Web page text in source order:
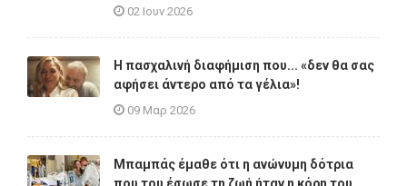
02 Ιουν 2026
Η πασχαλινή διαφήμιση που... «δεν θα σας
αφήσει άντερο από τα γέλια»!
09 Μαρ 2026
Μπαμπάς έμαθε ότι η ανώνυμη δότρια